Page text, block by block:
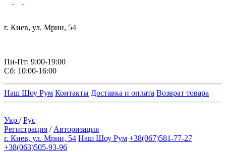
г. Киев, ул. Мрии, 54
Пн-Пт: 9:00-19:00
Сб: 10:00-16:00
Наш Шоу Рум Контакты Доставка и оплата Возврат товара
Укр /Рус
Регистрация / Авторизация
г. Киев, ул. Мрии, 54 Наш Шоу Рум +38(067)581-77-27
+38(063)505-93-96